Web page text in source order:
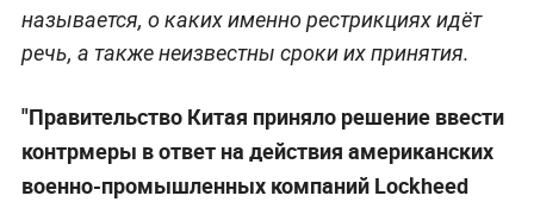
называется, о каких именно рестрикциях идёт
речь, а также неизвестны сроки их принятия.
"Правительство Китая приняло решение ввести
контрмеры в ответ на действия американских
военно-промышленных компаний Lockheed